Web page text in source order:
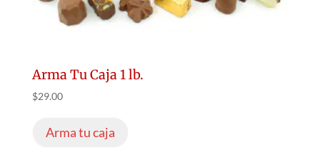
Arma Tu Caja 1 lb.
$29.00
Arma tu caja